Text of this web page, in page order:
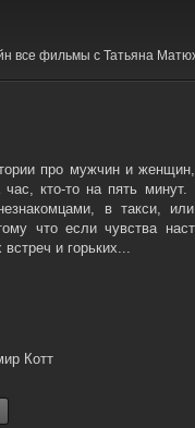
все фильмы с Татьяна
про мужчин и
час, кто-то на пять
в такси,
что если чувства
и горьких...
Котт